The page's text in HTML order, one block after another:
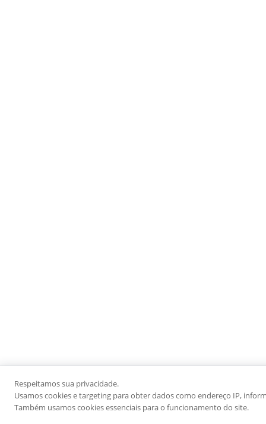
Respeitamos sua privacidade.
Usamos cookies e targeting para obter dados como endereço IP,
Também usamos cookies essenciais para o funcionamento do site.